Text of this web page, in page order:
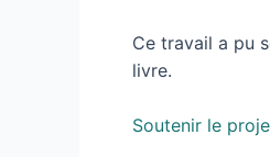
Ce travail a pu
livre.
Soutenir le